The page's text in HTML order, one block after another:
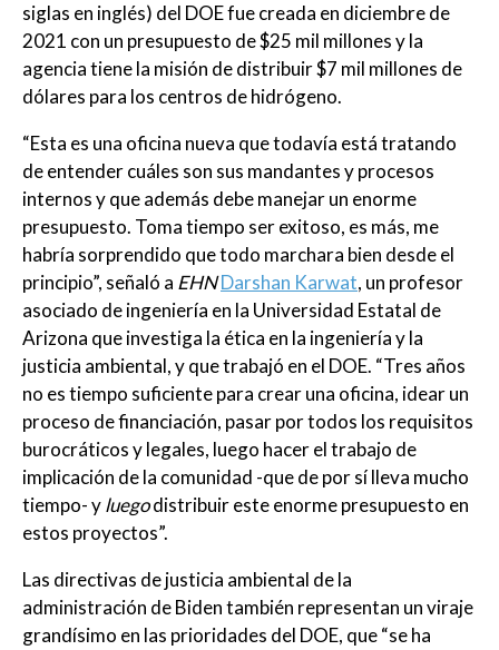
siglas en inglés) del DOE fue creada en diciembre de
2021 con un presupuesto de $25 mil millones y la
agencia tiene la misión de distribuir $7 mil millones de
dólares para los centros de hidrógeno.
“Esta es una oficina nueva que todavía está tratando
de entender cuáles son sus mandantes y procesos
internos y que además debe manejar un enorme
presupuesto. Toma tiempo ser exitoso, es más, me
habría sorprendido que todo marchara bien desde el
principio”, señaló a EHNDarshan Karwat, un profesor
asociado de ingeniería en la Universidad Estatal de
Arizona que investiga la ética en la ingeniería y la
justicia ambiental, y que trabajó en el DOE. “Tres años
no es tiempo suficiente para crear una oficina, idear un
proceso de financiación, pasar por todos los requisitos
burocráticos y legales, luego hacer el trabajo de
implicación de la comunidad -que de por sí lleva mucho
tiempo- yluegodistribuir este enorme presupuesto en
estos proyectos”.
Las directivas de justicia ambiental de la
administración de Biden también representan un viraje
grandísimo en las prioridades del DOE, que “se ha